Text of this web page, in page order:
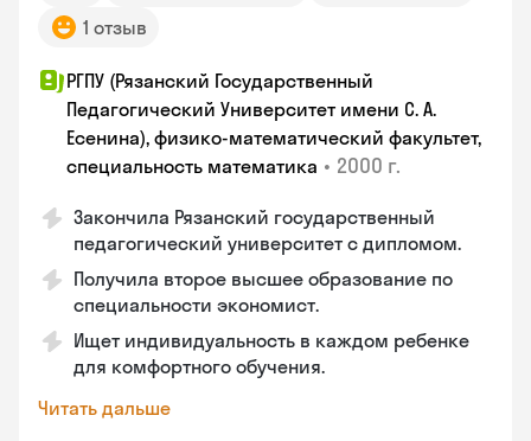
1 отзыв
РГПУ (Рязанский Государственный
Педагогический Университет имени С. А.
Есенина), физико-математический факультет,
специальность математика • 2000 г.
Закончилa Рязанский государственный
педагогический университет с дипломом.
Получила второе высшее образование по
специальности экономист.
Ищет индивидуальность в каждом ребенке
для комфортного обучения.
Читать дальше